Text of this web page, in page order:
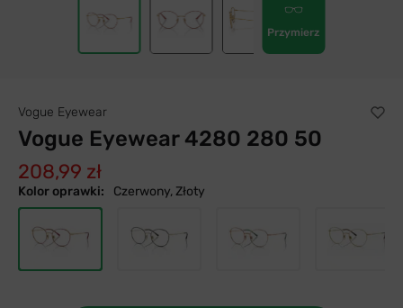
Przymierz
Vogue Eyewear
Vogue Eyewear 4280 280 50
208,99 zł
Kolor oprawki: Czerwony, Złoty